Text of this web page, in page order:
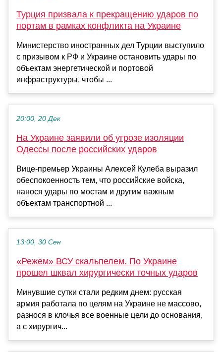
Турция призвала к прекращению ударов по
портам в рамках конфликта на Украине
Министерство иностранных дел Турции выступило
с призывом к РФ и Украине остановить удары по
объектам энергетической и портовой
инфраструктуры, чтобы ...
20:00, 20 Дек
На Украине заявили об угрозе изоляции
Одессы после российских ударов
Вице-премьер Украины Алексей Кулеба выразил
обеспокоенность тем, что российские войска,
нанося удары по мостам и другим важным
объектам транспортной ...
13:00, 30 Сен
«Режем» ВСУ скальпелем. По Украине
прошел шквал хирургически точных ударов
Минувшие сутки стали редким днем: русская
армия работала по целям на Украине не массово,
разнося в клочья все военные цели до основания,
а с хирургич...